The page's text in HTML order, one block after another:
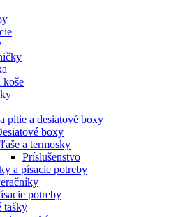
koše
pitie a desiatové boxy
boxy
a termosky
Príslušenstvo
a písacie potreby
potreby
tašky